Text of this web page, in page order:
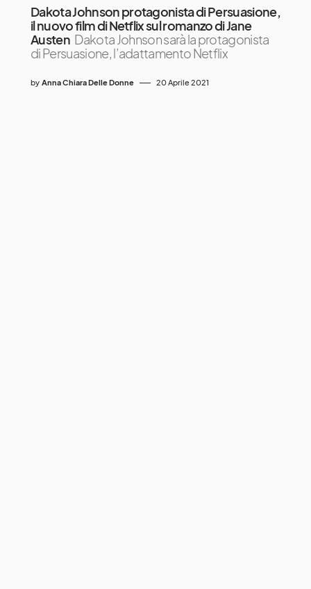
Dakota Johnson protagonista di Persuasione,
il nuovo film di Netflix sul romanzo di Jane
Austen Dakota Johnson sarà la protagonista
di Persuasione, l’adattamento Netflix
by Anna Chiara Delle Donne 20 Aprile 2021